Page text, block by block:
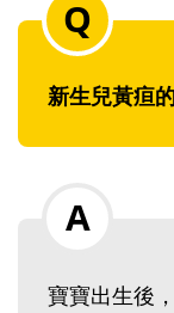
新生兒黃疸
寶寶出生後